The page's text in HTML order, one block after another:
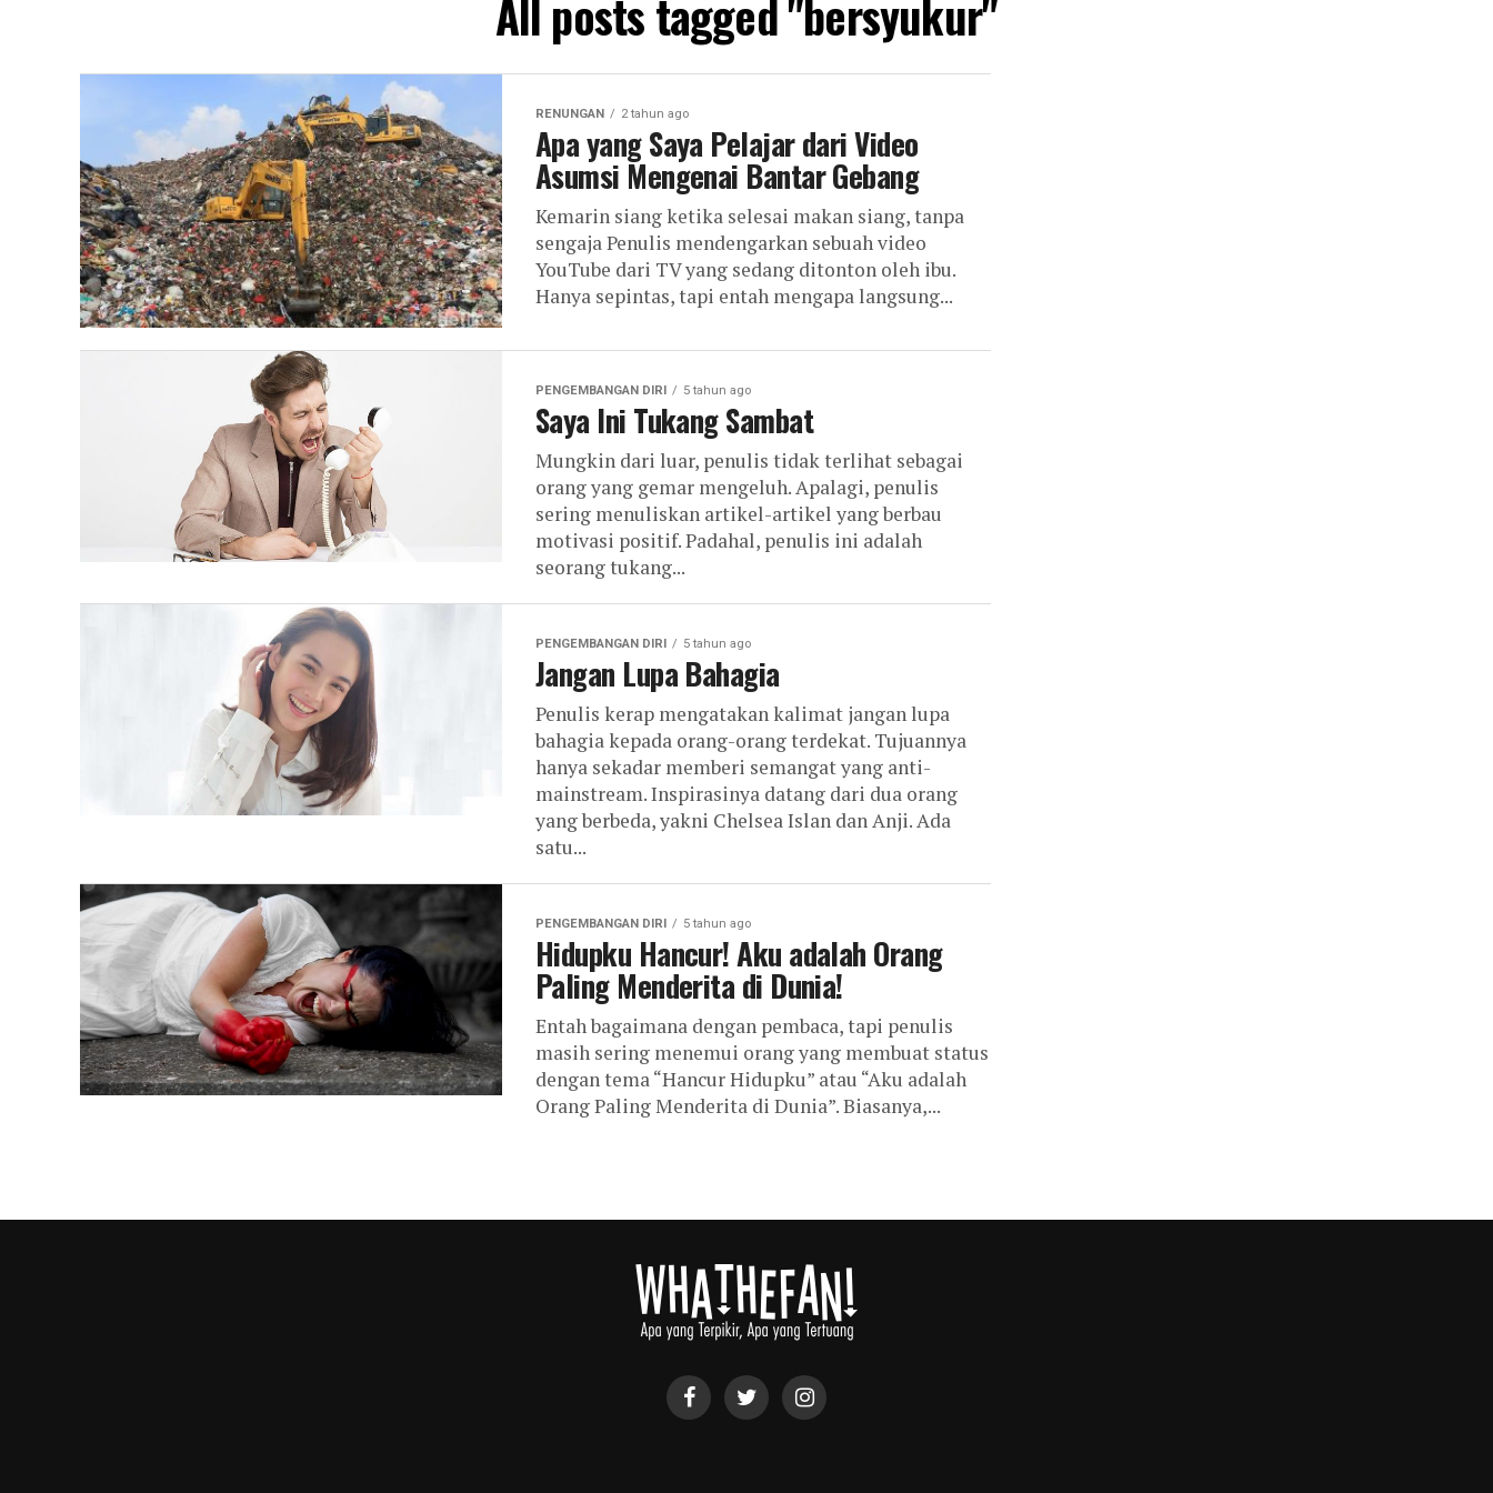
All posts tagged "bersyukur"
RENUNGAN 2 tahun ago
Apa yang Saya Pelajar dari Video
Asumsi Mengenai Bantar Gebang
Kemarin siang ketika selesai makan siang, tanpa
sengaja Penulis mendengarkan sebuah video
YouTube dari TV yang sedang ditonton oleh ibu.
Hanya sepintas, tapi entah mengapa langsung...
PENGEMBANGAN DIRI 5 tahun ago
Saya Ini Tukang Sambat
Mungkin dari luar, penulis tidak terlihat sebagai
orang yang gemar mengeluh. Apalagi, penulis
sering menuliskan artikel-artikel yang berbau
motivasi positif. Padahal, penulis ini adalah
seorang tukang...
PENGEMBANGAN DIRI 5 tahun ago
Jangan Lupa Bahagia
Penulis kerap mengatakan kalimat jangan lupa
bahagia kepada orang-orang terdekat. Tujuannya
hanya sekadar memberi semangat yang anti-
mainstream. Inspirasinya datang dari dua orang
yang berbeda, yakni Chelsea Islan dan Anji. Ada
satu...
PENGEMBANGAN DIRI 5 tahun ago
Hidupku Hancur! Aku adalah Orang
Paling Menderita di Dunia!
Entah bagaimana dengan pembaca, tapi penulis
masih sering menemui orang yang membuat status
dengan tema “Hancur Hidupku” atau “Aku adalah
Orang Paling Menderita di Dunia”. Biasanya,...